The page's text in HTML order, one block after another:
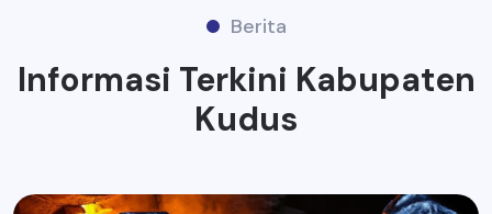
Berita
Informasi Terkini Kabupaten
Kudus